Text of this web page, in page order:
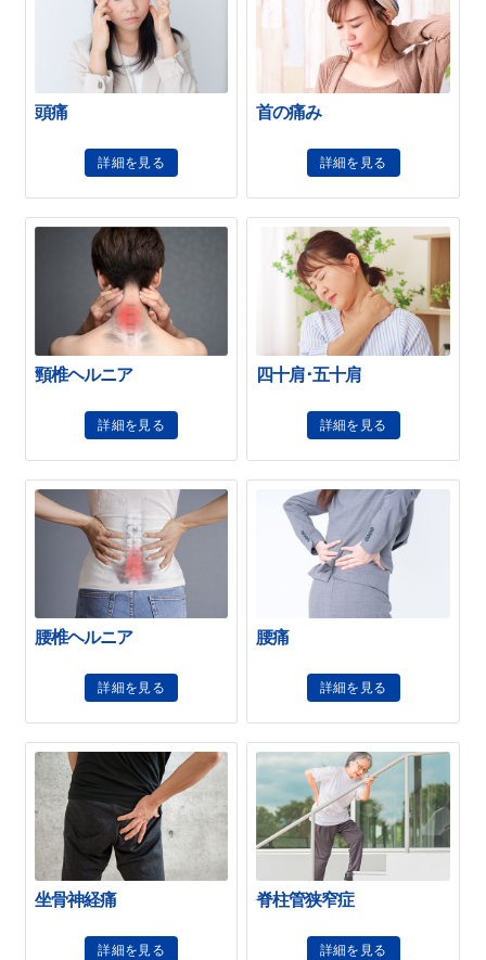
頭痛
詳細を見る
首の痛み
詳細を見る
頸椎ヘルニア
詳細を見る
四十肩･五十肩
詳細を見る
腰椎ヘルニア
詳細を見る
腰痛
詳細を見る
坐骨神経痛
詳細を見る
脊柱管狭窄症
詳細を見る